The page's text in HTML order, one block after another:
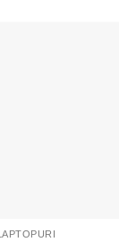
LAPTOPURI